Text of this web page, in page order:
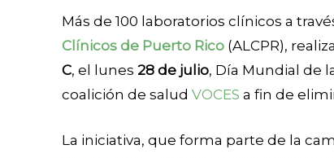
Más de 100 laboratorios clínicos a
Clínicos de Puerto Rico (ALCPR),
C, el lunes 28 de julio, Día Mundial de
coalición de salud VOCES a fin de
La iniciativa, que forma parte de la